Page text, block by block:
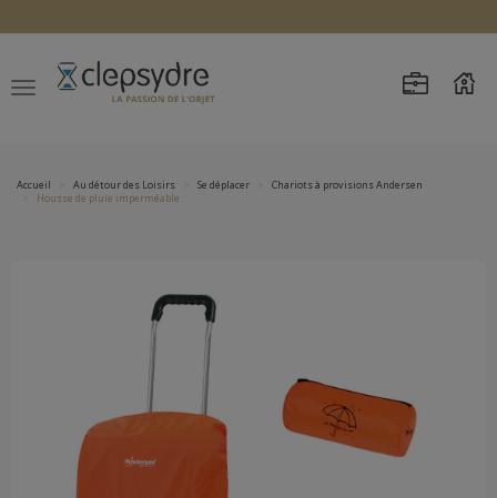
Accueil Au détour des Loisirs Se déplacer
Chariots à provisions Andersen
Housse de pluie imperméable